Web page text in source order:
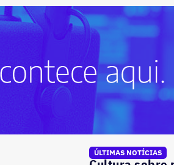
ÚLTIMAS NOTÍCIAS